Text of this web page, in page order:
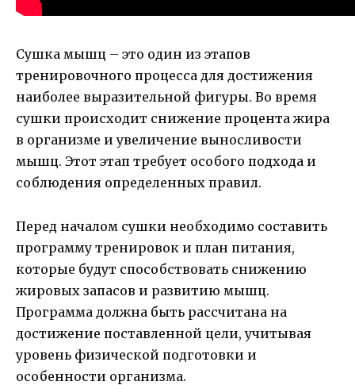
Сушка мышц – это один из этапов
тренировочного процесса для достижения
наиболее выразительной фигуры. Во время
сушки происходит снижение процента жира
в организме и увеличение выносливости
мышц. Этот этап требует особого подхода и
соблюдения определенных правил.
Перед началом сушки необходимо составить
программу тренировок и план питания,
которые будут способствовать снижению
жировых запасов и развитию мышц.
Программа должна быть рассчитана на
достижение поставленной цели, учитывая
уровень физической подготовки и
особенности организма.